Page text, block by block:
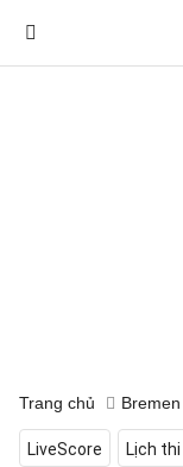
Trang chủ
LiveScore Lịch